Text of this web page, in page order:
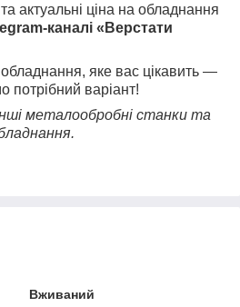
актуальні ціна на обладнання
каналі «Верстати
яке вас цікавить —
потрібний варіант!
металообробні станки та
Вживаний